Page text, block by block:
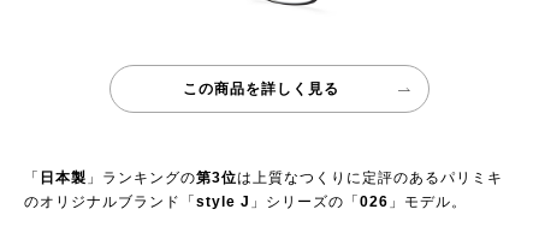
この商品を詳しく見る
「 日本製 」ランキングの第3位は上質なつくりに定評のあるパリミキ
のオリジナルブランド「style J 」シリーズの「026 」モデル。